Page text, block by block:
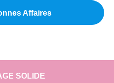
Affaires
SOLIDE